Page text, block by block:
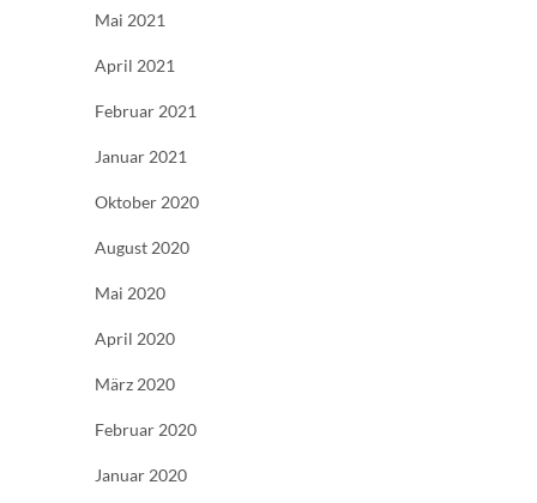
Mai 2021
April 2021
Februar 2021
Januar 2021
Oktober 2020
August 2020
Mai 2020
April 2020
März 2020
Februar 2020
Januar 2020